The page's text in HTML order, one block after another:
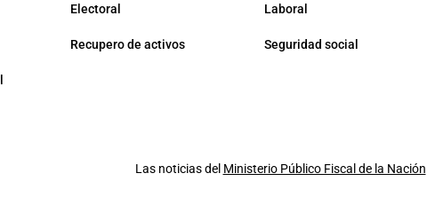
Electoral Laboral
Recupero de activos Seguridad social
Las noticias del Ministerio Público Fiscal de la Nación